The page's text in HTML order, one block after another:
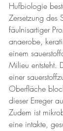
Hufbiologie
Zersetzung des
fäulnisartiger
anaerobe,
einem
Milieu entsteht.
einer
Oberfläche
dieser Erreger
Zudem ist
eine intakte,